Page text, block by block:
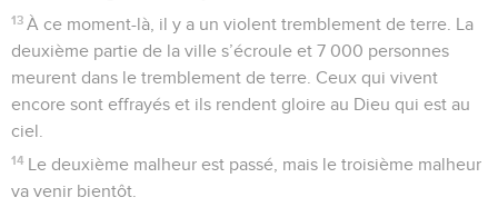
13 À ce moment-là, il y a un violent tremblement de terre. La
deuxième partie de la ville s’écroule et 7 000 personnes
meurent dans le tremblement de terre. Ceux qui vivent
encore sont effrayés et ils rendent gloire au Dieu qui est au
ciel.
14 Le deuxième malheur est passé, mais le troisième malheur
va venir bientôt.